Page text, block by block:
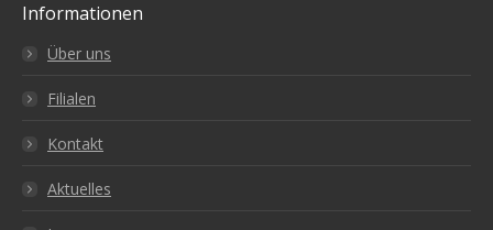
Informationen
Über uns
Filialen
Kontakt
Aktuelles